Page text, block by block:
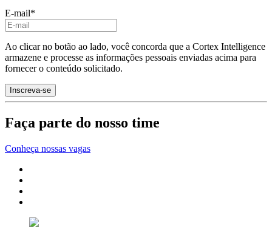
E-mail*
Ao clicar no botão ao lado, você concorda que a Cortex Intelligence
armazene e processe as informações pessoais enviadas acima para
fornecer o conteúdo solicitado.
Faça parte do nosso time
Conheça nossas vagas